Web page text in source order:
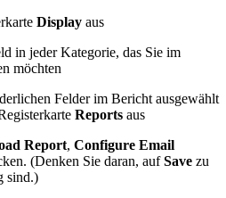
Display aus
in jeder Kategorie, das Sie im
möchten
Felder im Bericht ausgewählt
Reports aus
Report, Configure Email
(Denken Sie daran, aufSave zu
sind.)